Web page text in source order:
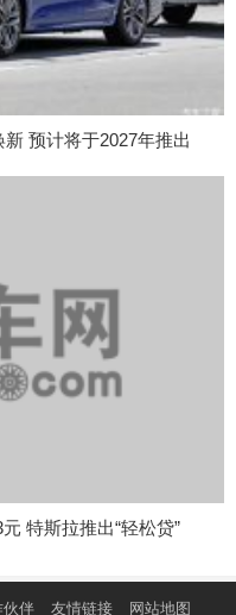
预计将于2027年推出
特斯拉推出“轻松贷”
伙伴 友情链接 网站地图